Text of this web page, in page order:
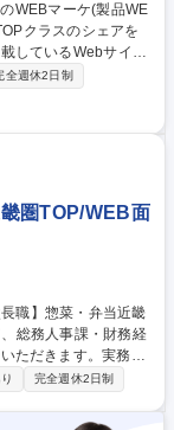
しているWebサイト
www.furuno.com/j
解析や改善提案・実
、WEBサイトに掲
ます。※一部HTML
のある方は、海外子
す。 募集職種
ンテンツ制作～運
全週休2日制
圏TOP/WEB面
ただきます。実務に
業務推進および組織
課（月次決算、年次
完全週休2日制